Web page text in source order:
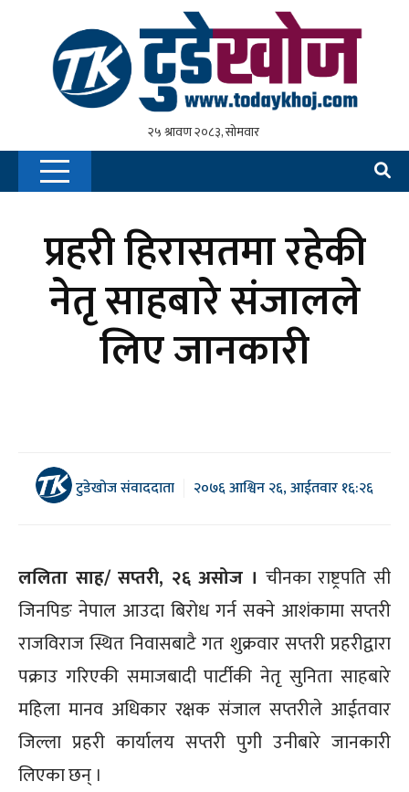
प्रहरी हिरासतमा रहेकी
नेतृ साहबारे संजालले
लिए जानकारी
टुडेखोज संवाददाता २०७६ आश्विन २६, आईतवार १६:२६
ललिता साह/ सप्तरी, २६ असोज । चीनका राष्ट्रपति सी
जिनपिङ नेपाल आउदा बिरोध गर्न सक्ने आशंकामा सप्तरी
राजविराज स्थित निवासबाटै गत शुक्रवार सप्तरी प्रहरीद्वारा
पक्राउ गरिएकी समाजबादी पार्टीकी नेतृ सुनिता साहबारे
महिला मानव अधिकार रक्षक संजाल सप्तरीले आईतवार
जिल्ला प्रहरी कार्यालय सप्तरी पुगी उनीबारे जानकारी
लिएका छन् ।